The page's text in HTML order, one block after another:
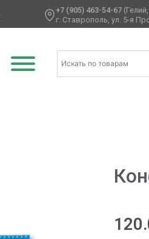
+7 (905) 463-54-67
г. Ставрополь, ул. 5-я